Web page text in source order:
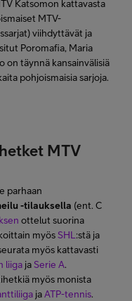
Katsomon kattavasta
MTV-
viihdyttävät ja
Poromafia, Maria
on täynnä kansainvälisiä
pohjoismaisia sarjoja.
MTV
parhaan
-tilauksella (ent. C
ottelut suorina
myösSHL:stä ja
myös kattavasti
liiga jaSerie A.
myös monista
jaATP-tennis.